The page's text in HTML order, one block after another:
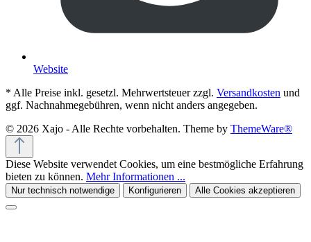
Website
* Alle Preise inkl. gesetzl. Mehrwertsteuer zzgl. Versandkosten und
ggf. Nachnahmegebühren, wenn nicht anders angegeben.
© 2026 Xajo - Alle Rechte vorbehalten. Theme by ThemeWare®
Diese Website verwendet Cookies, um eine bestmögliche Erfahrung
bieten zu können. Mehr Informationen ...
Nur technisch notwendige Konfigurieren Alle Cookies akzeptieren